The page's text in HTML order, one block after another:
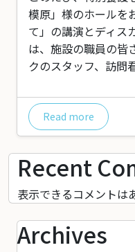
模原」様のホールを
て」の講演とディス
は、施設の職員の皆
クのスタッフ、訪
Read more
Recent
表示できるコメントは
Archives